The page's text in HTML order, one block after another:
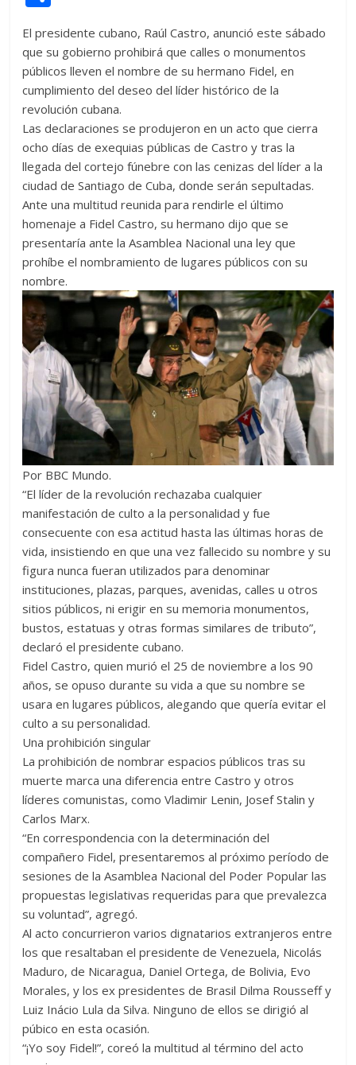
er s
A
p
p
di
t
b
o
o
k
e
n
g
er
p
e
gr
a
m
a
m
p
ar
ti
r
El presidente cubano, Raúl Castro, anunció este sábado
que su gobierno prohibirá que calles o monumentos
públicos lleven el nombre de su hermano Fidel, en
cumplimiento del deseo del líder histórico de la
revolución cubana.
Las declaraciones se produjeron en un acto que cierra
ocho días de exequias públicas de Castro y tras la
llegada del cortejo fúnebre con las cenizas del líder a la
ciudad de Santiago de Cuba, donde serán sepultadas.
Ante una multitud reunida para rendirle el último
homenaje a Fidel Castro, su hermano dijo que se
presentaría ante la Asamblea Nacional una ley que
prohíbe el nombramiento de lugares públicos con su
nombre.
Por BBC Mundo.
“El líder de la revolución rechazaba cualquier
manifestación de culto a la personalidad y fue
consecuente con esa actitud hasta las últimas horas de
vida, insistiendo en que una vez fallecido su nombre y su
figura nunca fueran utilizados para denominar
instituciones, plazas, parques, avenidas, calles u otros
sitios públicos, ni erigir en su memoria monumentos,
bustos, estatuas y otras formas similares de tributo”,
declaró el presidente cubano.
Fidel Castro, quien murió el 25 de noviembre a los 90
años, se opuso durante su vida a que su nombre se
usara en lugares públicos, alegando que quería evitar el
culto a su personalidad.
Una prohibición singular
La prohibición de nombrar espacios públicos tras su
muerte marca una diferencia entre Castro y otros
líderes comunistas, como Vladimir Lenin, Josef Stalin y
Carlos Marx.
“En correspondencia con la determinación del
compañero Fidel, presentaremos al próximo período de
sesiones de la Asamblea Nacional del Poder Popular las
propuestas legislativas requeridas para que prevalezca
su voluntad”, agregó.
Al acto concurrieron varios dignatarios extranjeros entre
los que resaltaban el presidente de Venezuela, Nicolás
Maduro, de Nicaragua, Daniel Ortega, de Bolivia, Evo
Morales, y los ex presidentes de Brasil Dilma Rousseff y
Luiz Inácio Lula da Silva. Ninguno de ellos se dirigió al
púbico en esta ocasión.
“¡Yo soy Fidel!”, coreó la multitud al término del acto